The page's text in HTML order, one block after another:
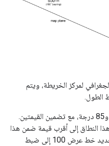
لمركز الخريطة، ويتم
يمكن أن يتراوح خط العرض بين 85- و85 درجة، مع تضمين القيمتين.
إلى أقرب قيمة ضمن هذا
النطاق. على سبيل المثال، سيؤدي تحديد خط عرض 100 إلى ضبط